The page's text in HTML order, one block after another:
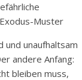
Muster
und unaufhaltsam
andere Anfang:
bleiben muss,